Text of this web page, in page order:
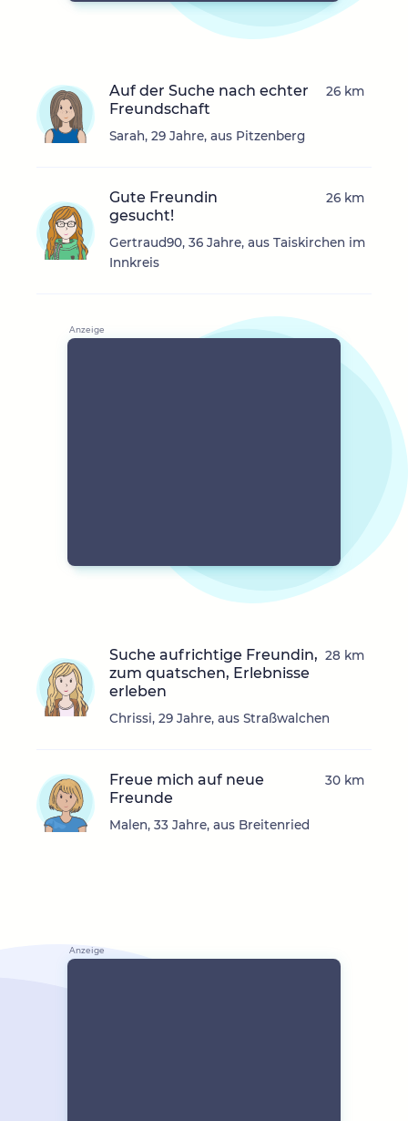
Auf der Suche nach echter
Freundschaft
Sarah, 29 Jahre, aus Pitzenberg
26 km
Gute Freundin
gesucht!
Gertraud90, 36 Jahre, aus Taiskirchen im
Innkreis
26 km
Suche aufrichtige Freundin,
zum quatschen, Erlebnisse
erleben
Chrissi, 29 Jahre, aus Straßwalchen
28 km
Freue mich auf neue
Freunde
Malen, 33 Jahre, aus Breitenried
30 km